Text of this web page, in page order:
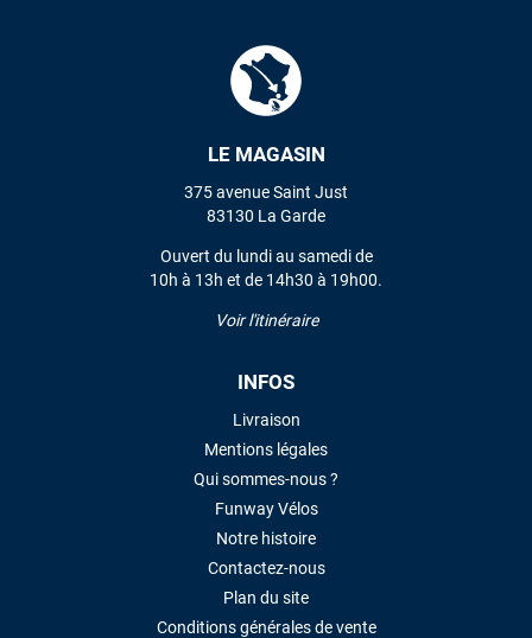
LE MAGASIN
375 avenue Saint Just
83130 La Garde
Ouvert du lundi au samedi de
10h à 13h et de 14h30 à 19h00.
Voir l'itinéraire
INFOS
Livraison
Mentions légales
Qui sommes-nous ?
Funway Vélos
Notre histoire
Contactez-nous
Plan du site
Conditions générales de vente